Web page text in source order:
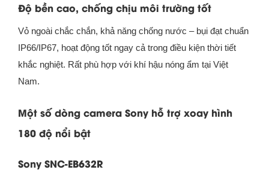
Độ bền cao, chống chịu môi trường tốt
Vỏ ngoài chắc chắn, khả năng chống nước – bụi đạt chuẩn
IP66/IP67, hoạt động tốt ngay cả trong điều kiện thời tiết
khắc nghiệt. Rất phù hợp với khí hậu nóng ẩm tại Việt
Nam.
Một số dòng camera Sony hỗ trợ xoay hình
180 độ nổi bật
Sony SNC-EB632R